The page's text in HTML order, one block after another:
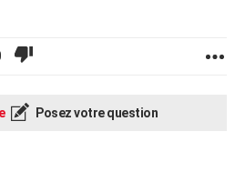
Posez votre question